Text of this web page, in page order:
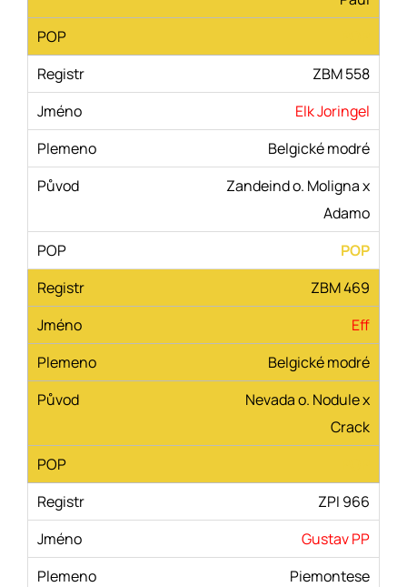
ZBM 558
Elk Joringel
Belgické modré
Zandeind o. Moligna x
Adamo
POP
ZBM 469
Eff
Belgické modré
Nevada o. Nodule x
Crack
ZPI 966
Gustav PP
Piemontese